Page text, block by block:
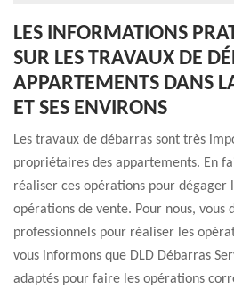
LES INFORMATIONS
SUR LES TRAVAUX DE
APPARTEMENTS DANS
ET SES ENVIRONS
Les travaux de débarras sont très
propriétaires des appartements. En
réaliser ces opérations pour dégager
opérations de vente. Pour nous, vous
professionnels pour réaliser les
vous informons que DLD Débarras
adaptés pour faire les opérations